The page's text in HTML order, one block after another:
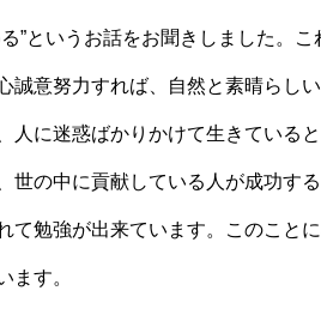
”というお話をお聞きしました。こ
意努力すれば、自然と素晴らしい
人に迷惑ばかりかけて生きている
世の中に貢献している人が成功す
て勉強が出来ています。このこと
ます。